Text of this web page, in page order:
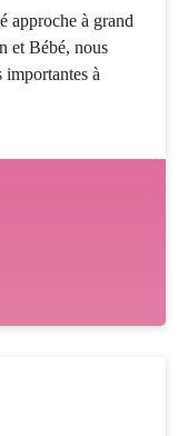
approche à grand
et Bébé, nous
importantes à